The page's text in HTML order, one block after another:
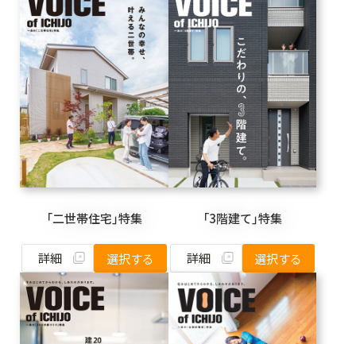
「二世帯住宅」特集
詳細 選択する
「3階建て」特集
詳細 選択する